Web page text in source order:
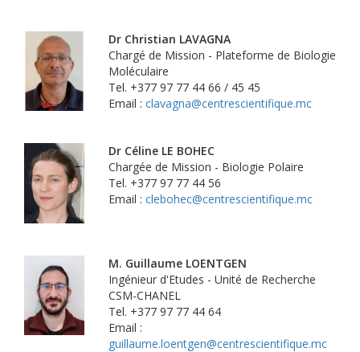
Dr Christian LAVAGNA
Chargé de Mission - Plateforme de Biologie
Moléculaire
Tel. +377 97 77 44 66 / 45 45
Email : clavagna@centrescientifique.mc
Dr Céline LE BOHEC
Chargée de Mission - Biologie Polaire
Tel. +377 97 77 44 56
Email : clebohec@centrescientifique.mc
M. Guillaume LOENTGEN
Ingénieur d'Etudes - Unité de Recherche
CSM-CHANEL
Tel. +377 97 77 44 64
Email :
guillaume.loentgen@centrescientifique.mc